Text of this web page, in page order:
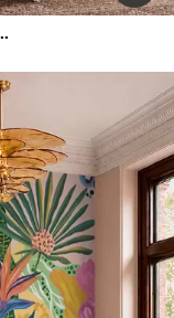
een spiegelgladde weerspiegeling